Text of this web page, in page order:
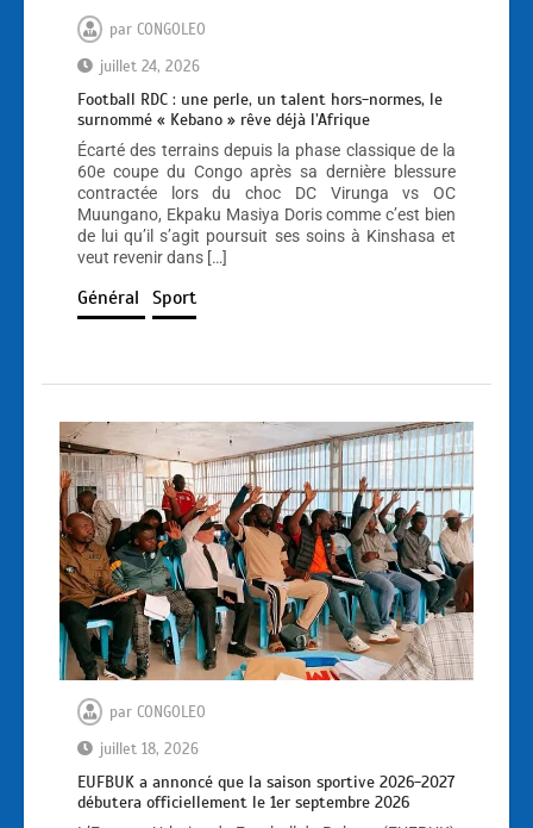
par CONGOLEO
juillet 24, 2026
Football RDC : une perle, un talent hors-normes, le
surnommé « Kebano » rêve déjà l’Afrique
Écarté des terrains depuis la phase classique de la
60e coupe du Congo après sa dernière blessure
contractée lors du choc DC Virunga vs OC
Muungano, Ekpaku Masiya Doris comme c’est bien
de lui qu’il s’agit poursuit ses soins à Kinshasa et
veut revenir dans […]
Général Sport
par CONGOLEO
juillet 18, 2026
EUFBUK a annoncé que la saison sportive 2026-2027
débutera officiellement le 1er septembre 2026